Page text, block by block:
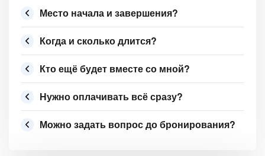
Место начала и завершения?
Когда и сколько длится?
Кто ещё будет вместе со мной?
Нужно оплачивать всё сразу?
Можно задать вопрос до бронирования?